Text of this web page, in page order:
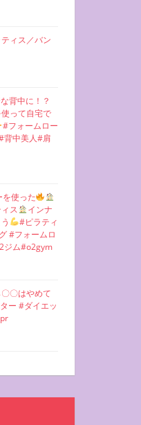
ィス／バン
背中に！？
って自宅で
#フォームロー
背中美人#肩
を使った
ス
インナ
#ピラティ
#フォームロ
ジム#o2gym
〇はやめて
ー #ダイエッ